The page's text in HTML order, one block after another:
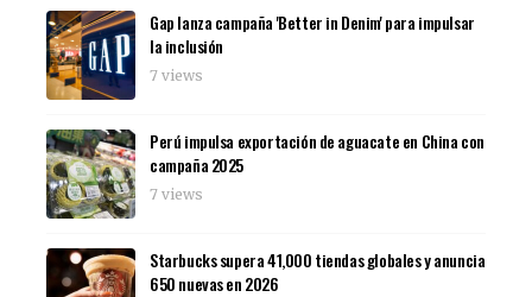
Gap lanza campaña 'Better in Denim' para impulsar
la inclusión
7 views
Perú impulsa exportación de aguacate en China con
campaña 2025
7 views
Starbucks supera 41,000 tiendas globales y anuncia
650 nuevas en 2026